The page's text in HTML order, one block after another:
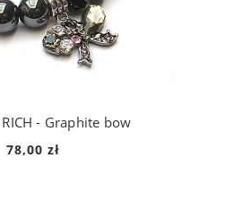
RICH - Graphite bow
78,00 zł